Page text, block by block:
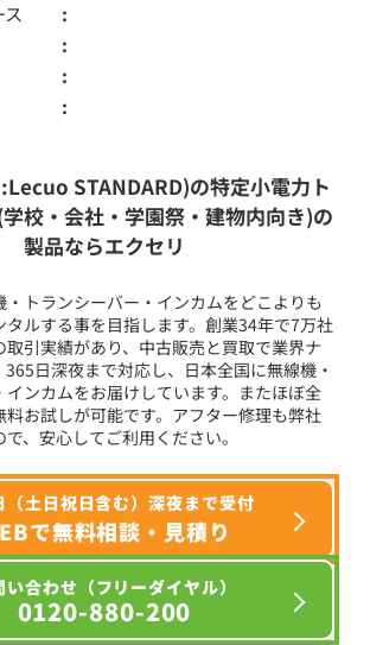
STANDARD)の特定小電力ト
校・会社・学園祭・建物内向き)の
製品ならエクセリ
・トランシーバー・インカムをどこよりも
タルする事を目指します。創業34年で7万社
引実績があり、中古販売と買取で業界ナ
365日深夜まで対応し、日本全国に無線機・
インカムをお届けしています。またほぼ全
料お試しが可能です。アフター修理も弊社
、安心してご利用ください。
土日祝日含む）深夜まで受付
で無料相談・見積り
い合わせ（フリーダイヤル）
0120-880-200